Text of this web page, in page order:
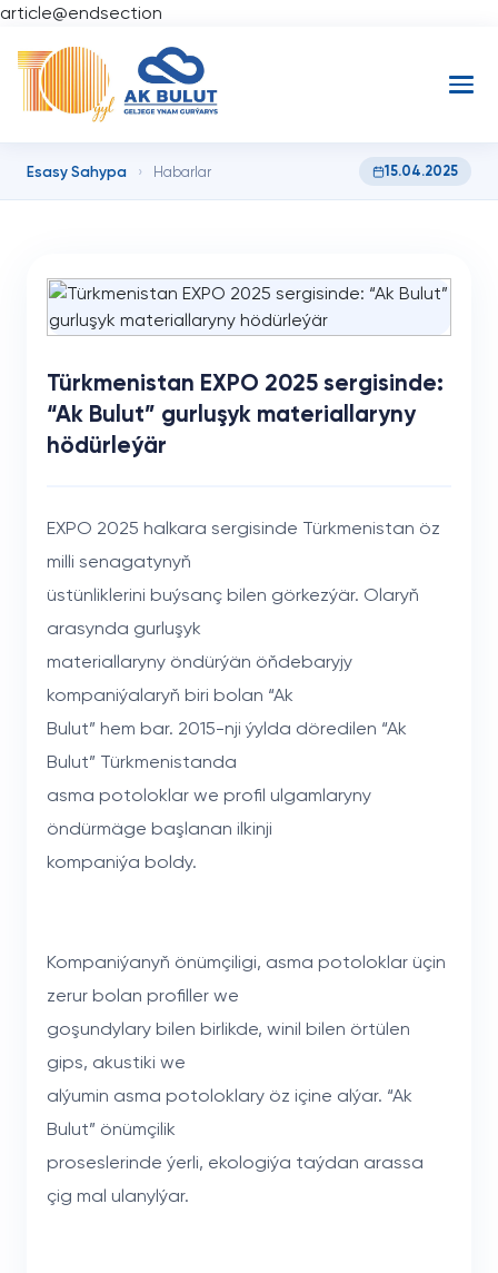
article@endsection
Esasy Sahypa › Habarlar 15.04.2025
Türkmenistan EXPO 2025 sergisinde:
“Ak Bulut” gurluşyk materiallaryny
hödürleýär
EXPO 2025 halkara sergisinde Türkmenistan öz
milli senagatynyň
üstünliklerini buýsanç bilen görkezýär. Olaryň
arasynda gurluşyk
materiallaryny öndürýän öňdebaryjy
kompaniýalaryň biri bolan “Ak
Bulut” hem bar. 2015-nji ýylda döredilen “Ak
Bulut” Türkmenistanda
asma potoloklar we profil ulgamlaryny
öndürmäge başlanan ilkinji
kompaniýa boldy.
Kompaniýanyň önümçiligi, asma potoloklar üçin
zerur bolan profiller we
goşundylary bilen birlikde, winil bilen örtülen
gips, akustiki we
alýumin asma potoloklary öz içine alýar. “Ak
Bulut” önümçilik
proseslerinde ýerli, ekologiýa taýdan arassa
çig mal ulanylýar.